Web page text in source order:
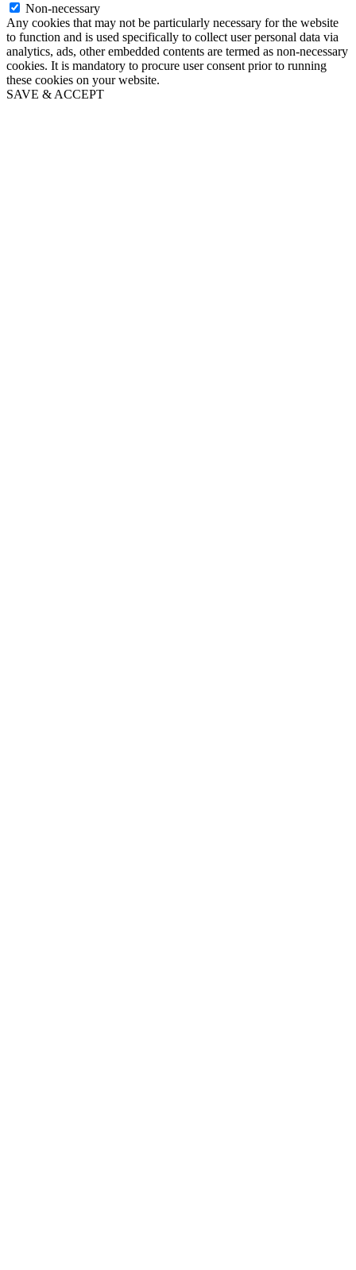
Non-necessary
Any cookies that may not be particularly necessary for the website
to function and is used specifically to collect user personal data via
analytics, ads, other embedded contents are termed as non-necessary
cookies. It is mandatory to procure user consent prior to running
these cookies on your website.
SAVE & ACCEPT